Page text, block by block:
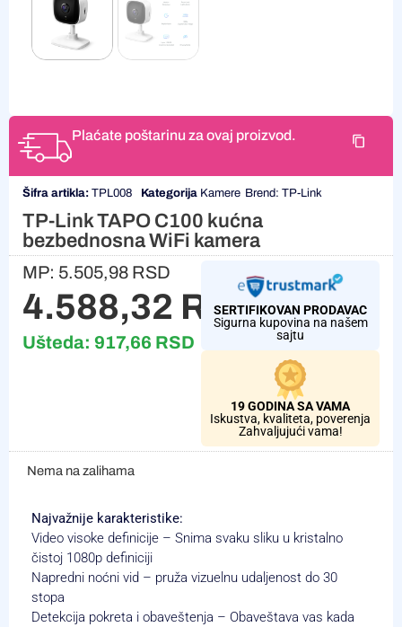
Plaćate poštarinu za ovaj proizvod.
Šifra artikla: TPL008 Kategorija Kamere Brend: TP-Link
TP-Link TAPO C100 kućna
bezbednosna WiFi kamera
MP: 5.505,98 RSD
4.588,32 RSD
Ušteda: 917,66 RSD
SERTIFIKOVAN PRODAVAC
Sigurna kupovina na našem
sajtu
19 GODINA SA VAMA
Iskustva, kvaliteta, poverenja
Zahvaljujući vama!
Nema na zalihama
Najvažnije karakteristike:
Video visoke definicije – Snima svaku sliku u kristalno
čistoj 1080p definiciji
Napredni noćni vid – pruža vizuelnu udaljenost do 30
stopa
Detekcija pokreta i obaveštenja – Obaveštava vas kada